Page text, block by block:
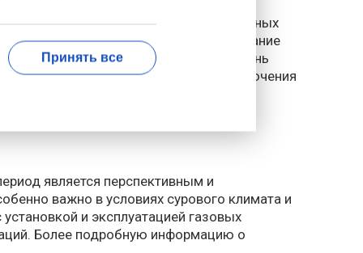
Например, в одном из крупных
обеспечила бесперебойное питание
последствий и сохранить жизнь
остановка производства из-за отключения
является перспективным и
важно в условиях сурового климата и
и эксплуатацией газовых
Более подробную информацию о
Принять все